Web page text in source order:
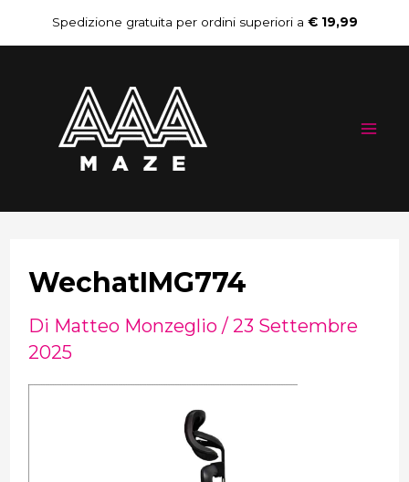
al
contenuto
Spedizione gratuita per ordini superiori a € 19,99
WechatIMG774
Di Matteo Monzeglio / 23 Settembre
2025
Navigazione
articoli